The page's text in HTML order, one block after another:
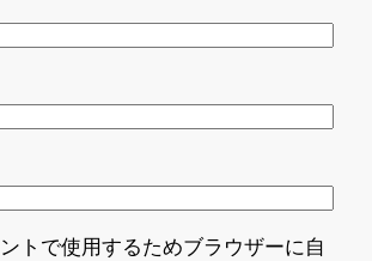
トで使用するためブラウザーに自